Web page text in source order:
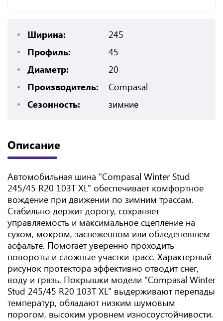
Ширина:
245
Профиль:
45
Диаметр:
20
Производитель:
Compasal
Сезонность:
зимние
Описание
Автомобильная шина "Compasal Winter Stud
245/45 R20 103T XL" обеспечивает комфортное
вождение при движении по зимним трассам.
Стабильно держит дорогу, сохраняет
управляемость и максимальное сцепление на
сухом, мокром, заснеженном или обледеневшем
асфальте. Помогает уверенно проходить
повороты и сложные участки трасс. Характерный
рисунок протектора эффективно отводит снег,
воду и грязь. Покрышки модели "Compasal Winter
Stud 245/45 R20 103T XL" выдерживают перепады
температур, обладают низким шумовым
порогом, высоким уровнем износоустойчивости.